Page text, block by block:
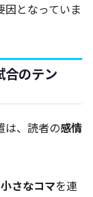
因となっていま
のテン
は、読者の感情
小さなコマを連